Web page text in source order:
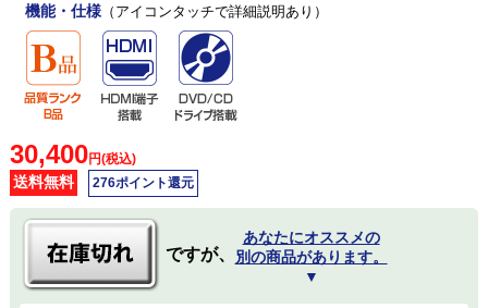
機能・仕様（アイコンタッチで詳細説明あり）
30,400円(税込)
送料無料 276ポイント還元
ですが、
あなたにオススメの
別の商品があります。
▼